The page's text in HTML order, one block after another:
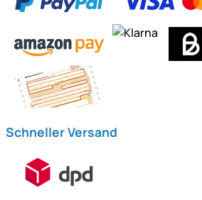
Schneller Versand